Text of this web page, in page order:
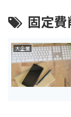
固定
大企業